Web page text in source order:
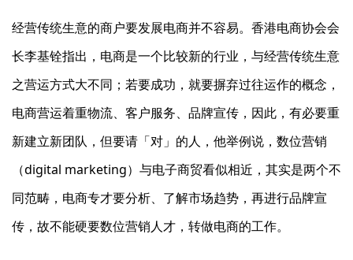
经营传统生意的商户要发展电商并不容易。香港电商协会会
长李基铨指出，电商是一个比较新的行业，与经营传统生意
之营运方式大不同；若要成功，就要摒弃过往运作的概念，
电商营运着重物流、客户服务、品牌宣传，因此，有必要重
新建立新团队，但要请「对」的人，他举例说，数位营销
（digital marketing）与电子商贸看似相近，其实是两个不
同范畴，电商专才要分析、了解市场趋势，再进行品牌宣
传，故不能硬要数位营销人才，转做电商的工作。